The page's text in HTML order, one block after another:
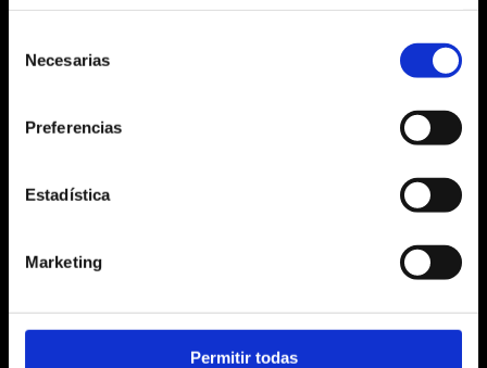
Necesarias
Preferencias
Estadística
Marketing
Permitir todas
CAFFÉ PELLINI
for:
CAFFÉ PELLINI
for: